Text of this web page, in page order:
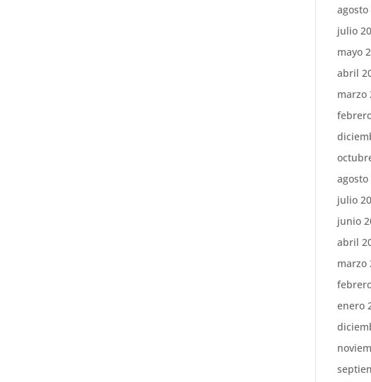
agosto
julio
mayo
abril
marzo
agosto
julio
junio
abril
marzo
enero